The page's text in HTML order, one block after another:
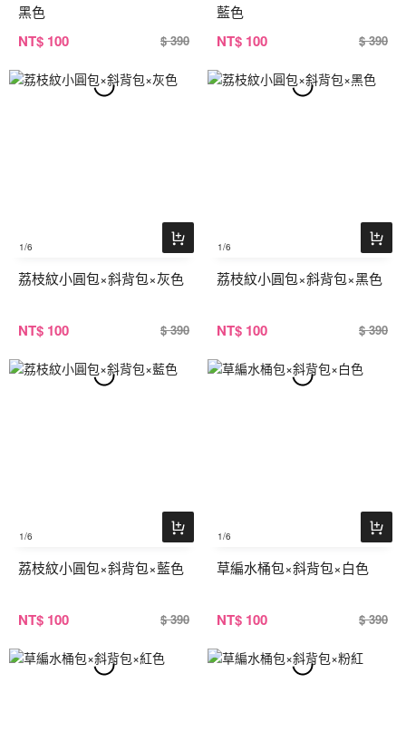
黑色
NT$ 100 $ 390
藍色
NT$ 100 $ 390
1/6
荔枝紋小圓包×斜背包×灰色
NT$ 100 $ 390
1/6
荔枝紋小圓包×斜背包×黑色
NT$ 100 $ 390
1/6
荔枝紋小圓包×斜背包×藍色
NT$ 100 $ 390
1/6
草編水桶包×斜背包×白色
NT$ 100 $ 390